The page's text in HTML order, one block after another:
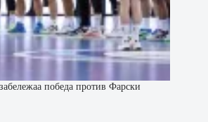
победа против Фарски